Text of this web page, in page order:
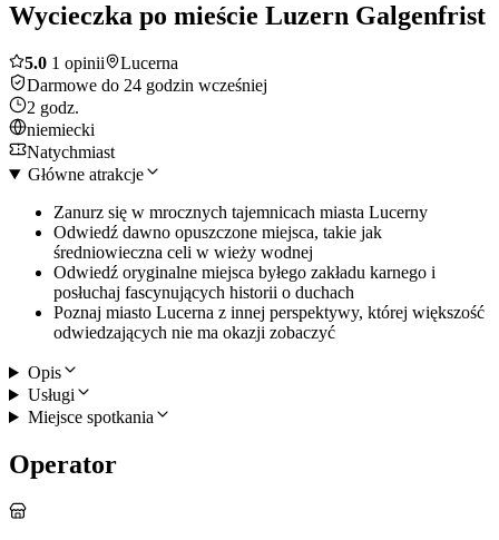
Wycieczka po mieście Luzern Galgenfrist
5.0 1 opinii
Lucerna
Darmowe do 24 godzin wcześniej
2 godz.
niemiecki
Natychmiast
Główne atrakcje
Zanurz się w mrocznych tajemnicach miasta Lucerny
Odwiedź dawno opuszczone miejsca, takie jak
średniowieczna celi w wieży wodnej
Odwiedź oryginalne miejsca byłego zakładu karnego i
posłuchaj fascynujących historii o duchach
Poznaj miasto Lucerna z innej perspektywy, której większość
odwiedzających nie ma okazji zobaczyć
Opis
Usługi
Miejsce spotkania
Operator